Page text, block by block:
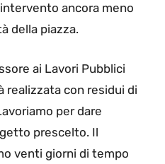
ancora meno
della piazza.
ai Lavori Pubblici
realizzata con residui di
per dare
prescelto. Il
venti giorni di tempo